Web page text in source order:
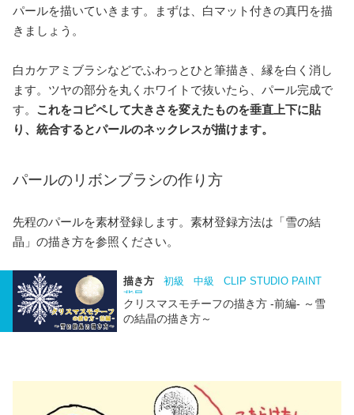
パールを描いていきます。まずは、白マット付きの真円を描
きましょう。
白カケアミブラシなどでふわっとひと筆描き、縁を白く消し
ます。ツヤの部分を丸くホワイトで抜いたら、パール完成で
す。 これをコピペして大きさを変えたものを垂直上下に貼
り、統合するとパールのネックレスが描けます。
パールのリボンブラシの作り方
先程のパールを素材登録します。素材登録方法は「雪の結
晶」の描き方を参照ください。
描き方 初級 中級
CLIP STUDIO PAINT
背景
クリスマスモチーフの描き方 -前編- ～雪
の結晶の描き方～